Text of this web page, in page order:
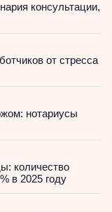
консультации,
от стресса
нотариусы
количество
в 2025 году